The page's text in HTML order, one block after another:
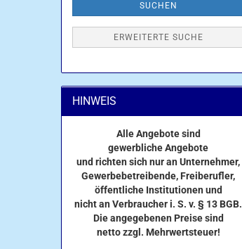
SUCHEN
ERWEITERTE SUCHE
HINWEIS
Alle Angebote sind
gewerbliche Angebote
und richten sich nur an Unternehmer,
Gewerbebetreibende, Freiberufler,
öffentliche Institutionen und
nicht an Verbraucher i. S. v. § 13 BGB.
Die angegebenen Preise sind
netto zzgl. Mehrwertsteuer!